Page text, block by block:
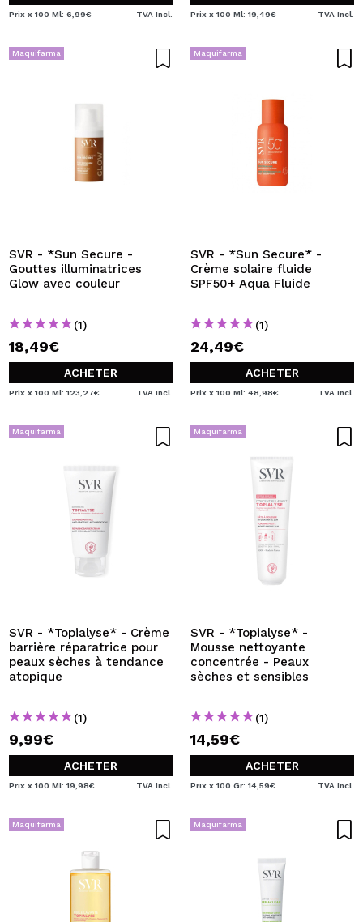
Prix x 100 Ml: 6,99€ TVA Incl. Prix x 100 Ml: 19,49€ TVA Incl.
Maquifarma
SVR - *Sun Secure -
Gouttes illuminatrices
Glow avec couleur
(1)
18,49€
ACHETER
Prix x 100 Ml: 123,27€ TVA Incl.
Maquifarma
SVR - *Sun Secure* -
Crème solaire fluide
SPF50+ Aqua Fluide
(1)
24,49€
ACHETER
Prix x 100 Ml: 48,98€ TVA Incl.
Maquifarma
SVR - *Topialyse* - Crème
barrière réparatrice pour
peaux sèches à tendance
atopique
(1)
9,99€
ACHETER
Prix x 100 Ml: 19,98€ TVA Incl.
Maquifarma
SVR - *Topialyse* -
Mousse nettoyante
concentrée - Peaux
sèches et sensibles
(1)
14,59€
ACHETER
Prix x 100 Gr: 14,59€ TVA Incl.
Maquifarma Maquifarma